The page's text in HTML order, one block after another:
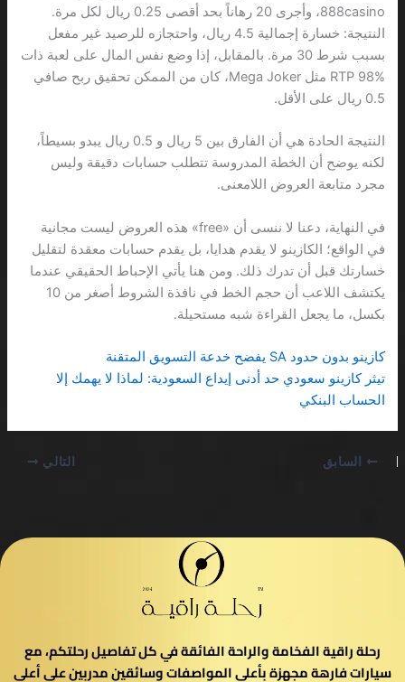
888casino، وأجرى 20 رهاناً بحد أقصى 0.25 ريال لكل مرة.
النتيجة: خسارة إجمالية 4.5 ريال، واحتجازه للرصيد غير مفعل
بسبب شرط 30 مرة. بالمقابل، إذا وضع نفس المال على لعبة ذات
RTP 98% مثل Mega Joker، كان من الممكن تحقيق ربح صافي
0.5 ريال على الأقل.
النتيجة الحادة هي أن الفارق بين 5 ريال و 0.5 ريال يبدو بسيطاً،
لكنه يوضح أن الخطة المدروسة تتطلب حسابات دقيقة وليس
مجرد متابعة العروض اللامعنى.
في النهاية، دعنا لا ننسى أن «free» هذه العروض ليست مجانية
في الواقع؛ الكازينو لا يقدم هدايا، بل يقدم حسابات معقدة لتقليل
خسارتك قبل أن تدرك ذلك. ومن هنا يأتي الإحباط الحقيقي عندما
يكتشف اللاعب أن حجم الخط في نافذة الشروط أصغر من 10
بكسل، ما يجعل القراءة شبه مستحيلة.
كازينو بدون حدود SA يفضح خدعة التسويق المتقنة
تيثر كازينو سعودي حد أدنى إيداع السعودية: لماذا لا يهمك إلا
الحساب البنكي
السابق التالي
رحلة راقية الفخامة والراحة الفائقة في كل تفاصيل رحلتكم، مع
سيارات فارهة مجهزة بأعلى المواصفات وسائقين مدربين على أعلى